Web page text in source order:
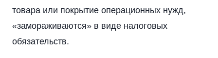
товара или покрытие операционных нужд,
«замораживаются» в виде налоговых
обязательств.